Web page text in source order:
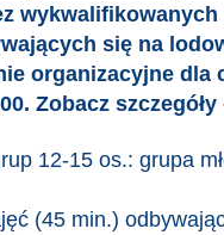
się na
organizacyjne dla
Zobacz
12-15 os.: grupa
(45 min.)